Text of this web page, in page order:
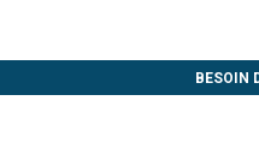
BESOIN